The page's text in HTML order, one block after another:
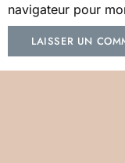
navigateur pour